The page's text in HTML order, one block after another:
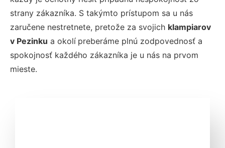
strany zákazníka. S takýmto prístupom sa u nás
zaručene nestretnete, pretože za svojich klampiarov
v Pezinku a okolí preberáme plnú zodpovednosť a
spokojnosť každého zákazníka je u nás na prvom
mieste.